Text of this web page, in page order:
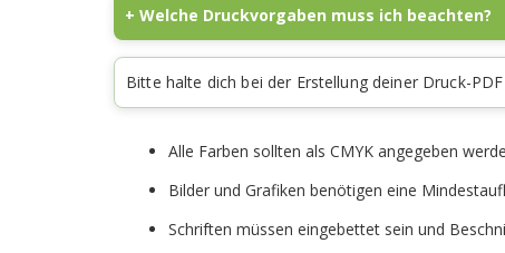
+ Welche Druckvorgaben muss ich beachten?
Bitte halte dich bei der Erstellung deiner Druck-
Alle Farben sollten als CMYK angegeben
Bilder und Grafiken benötigen eine
Schriften müssen eingebettet sein und